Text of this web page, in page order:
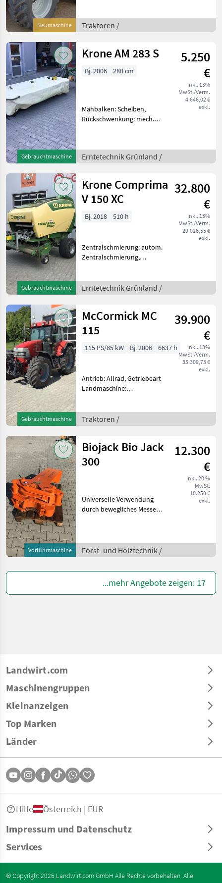
Neumaschine
Zapfwellendrehzahl:
540/540E/1000/1000E,
km/h: 40 km/h, Aufladu
Traktoren /
Gebrauchtmaschine
Krone AM 283 S
5.250
€
inkl. 13%
MwSt./Verm.
4.646,02 €
exkl.
Bj. 2006 280 cm
Mähbalken: Scheiben,
Rückschwenkung: mech.
Hochstellung Arbeitsbreite
280cm 5 Mähscheiben 2
Erntetechnik Grünland /
Gebrauchtmaschine
Krone Comprima
V 150 XC
32.800
€
inkl. 13%
MwSt./Verm.
29.026,55 €
exkl.
Bj. 2018 510 h
Zentralschmierung: autom.
Zentralschmierung,
Netzbindung, Schneidwerk
Sehr gut erhaltene und
neuer
Erntetechnik Grünland /
Gebrauchtmaschine
McCormick MC
115
39.900
€
inkl. 13%
MwSt./Verm.
35.309,73 €
exkl.
115 PS/85 kW Bj. 2006 6637 h
Antrieb: Allrad, Getriebeart
Landmaschine:
Zapfwellendrehzahl:
540/1000,
km/h: 40 km/h, Aufladung:
Turbola
Traktoren /
Vorführmaschine
Biojack Bio Jack
300
12.300
€
inkl. 20 %
MwSt.
10.250 €
exkl.
Universelle Verwendung
durch bewegliches Messer
Synchron zueinander
schließend Durch die ge
Forst- und Holztechnik /
...mehr Angebote zeigen: 17
Landwirt.com
Maschinengruppen
Kleinanzeigen
Top Marken
Länder
Impressum und Datenschutz
Services
Hilfe Österreich | EUR
© Copyright 2026 Landwirt.com GmbH Alle Rechte vorbehalten. Alle